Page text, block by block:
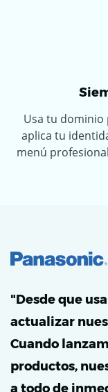
Usa tu dominio
aplica tu
menú
"Desde que
actualizar
Cuando
productos,
a todo de